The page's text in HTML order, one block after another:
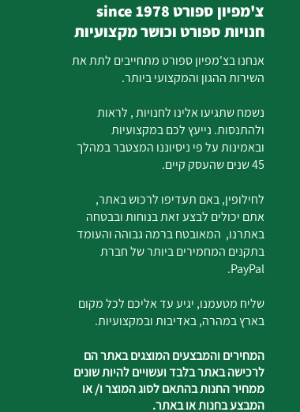
צ'מפיון ספורט since 1978
חנויות ספורט וכושר מקצועיות
אנחנו בצ'מפיון ספורט מתחייבים לתת את
השירות ההגון והמקצועי ביותר.
נשמח שתגיעו אלינו לחנויות , לראות
ולהתנסות. נייעץ לכם במקצועיות
ובאמינות על פי ניסיוננו המצטבר במהלך
45 שנים שהעסק קיים.
לחילופין, באם תעדיפו לרכוש באתר,
אתם יכולים לבצע זאת בנוחות ובבטחה
באתרנו, המאובטח ברמה גבוהה והעומד
בתקנים המחמירים ביותר של חברת
PayPal.
שליח מטעמנו, יגיע עד אליכם לכל מקום
בארץ במהרה, באדיבות ובמקצועיות.
המחירים והמבצעים המוצגים באתר הם
לרכישה באתר בלבד ועשויים להיות שונים
ממחיר החנות בהתאם לסוג המוצר ו/ או
המבצע בחנות או באתר.